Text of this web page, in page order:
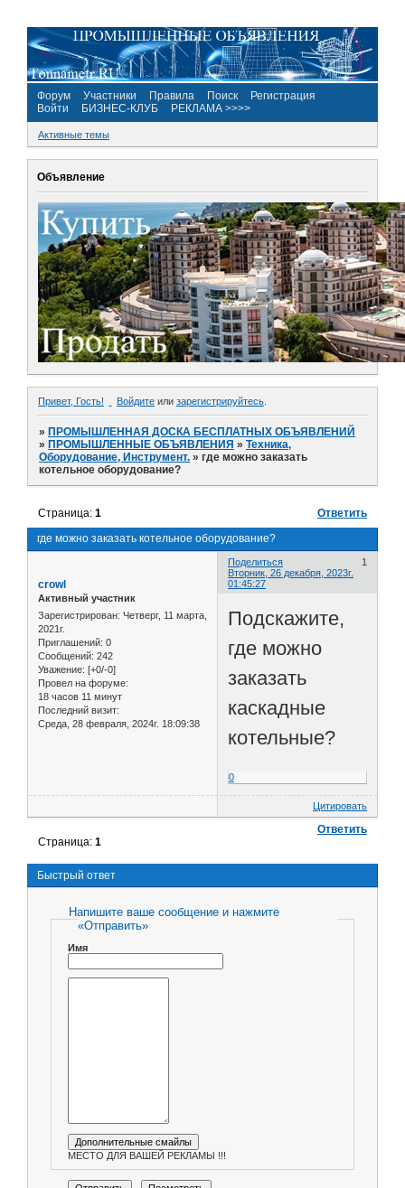
Форум Участники Правила Поиск
Регистрация
Войти
БИЗНЕС-КЛУБ РЕКЛАМА >>>>
Активные темы
Объявление
Привет, Гость! Войдите или зарегистрируйтесь
»ПРОМЫШЛЕННАЯ ДОСКА БЕСПЛАТНЫХ ОБЪЯВЛЕНИЙ
»ПРОМЫШЛЕННЫЕ ОБЪЯВЛЕНИЯ »Техника,
Оборудование, Инструмент. »где можно заказать
котельное оборудование?
где можно заказать котельное оборудование?
Страница:1 Ответить
Поделиться
1
Вторник, 26 декабря, 2023г.
01:45:27
crowl
Активный участник
Зарегистрирован: Четверг, 11 марта,
2021г.
Приглашений: 0
Сообщений: 242
Уважение: [+0/-0]
Провел на форуме:
18 часов 11 минут
Последний визит:
Среда, 28 февраля, 2024г. 18:09:38
Подскажите,
где можно
заказать
каскадные
котельные?
0
Цитировать
Ответить
Страница:1
Быстрый ответ
Напишите ваше сообщение и нажмите
«Отправить»
Имя
МЕСТО ДЛЯ ВАШЕЙ РЕКЛАМЫ !!!